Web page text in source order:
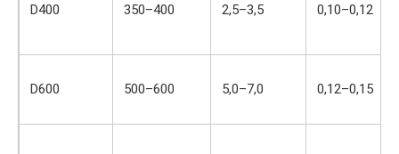
D400 350–400 2,5–3,5 0,10–0,12
D600 500–600 5,0–7,0 0,12–0,15